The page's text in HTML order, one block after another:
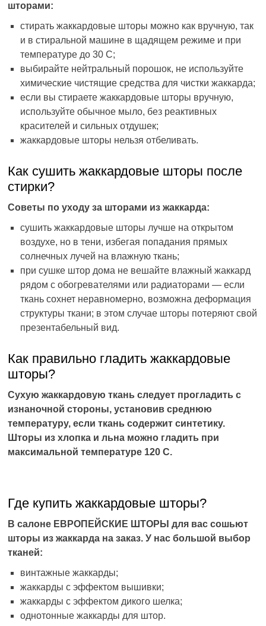
шторами:
стирать жаккардовые шторы можно как вручную, так
и в стиральной машине в щадящем режиме и при
температуре до 30 C;
выбирайте нейтральный порошок, не используйте
химические чистящие средства для чистки жаккарда;
если вы стираете жаккардовые шторы вручную,
используйте обычное мыло, без реактивных
красителей и сильных отдушек;
жаккардовые шторы нельзя отбеливать.
Как сушить жаккардовые шторы после
стирки?
Советы по уходу за шторами из жаккарда:
сушить жаккардовые шторы лучше на открытом
воздухе, но в тени, избегая попадания прямых
солнечных лучей на влажную ткань;
при сушке штор дома не вешайте влажный жаккард
рядом с обогревателями или радиаторами — если
ткань сохнет неравномерно, возможна деформация
структуры ткани; в этом случае шторы потеряют свой
презентабельный вид.
Как правильно гладить жаккардовые
шторы?
Сухую жаккардовую ткань следует прогладить с
изнаночной стороны, установив среднюю
температуру, если ткань содержит синтетику.
Шторы из хлопка и льна можно гладить при
максимальной температуре 120 C.
Где купить жаккардовые шторы?
В салоне ЕВРОПЕЙСКИЕ ШТОРЫ для вас сошьют
шторы из жаккарда на заказ. У нас большой выбор
тканей:
винтажные жаккарды;
жаккарды с эффектом вышивки;
жаккарды с эффектом дикого шелка;
однотонные жаккарды для штор.